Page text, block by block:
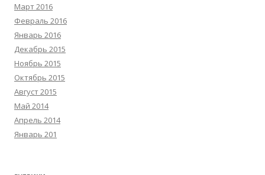
Март 2016
Февраль 2016
Январь 2016
Декабрь 2015
Ноябрь 2015
Октябрь 2015
Август 2015
Май 2014
Апрель 2014
Январь 201